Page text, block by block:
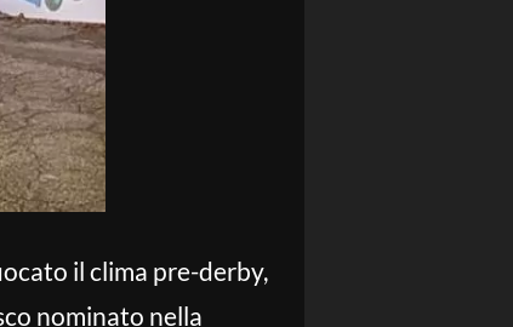
il clima pre-derby,
nominato nella